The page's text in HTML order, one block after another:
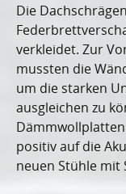
Die
verkleidet. Zur
mussten die
um die starken
ausgleichen zu
positiv auf die
neuen Stühle mit